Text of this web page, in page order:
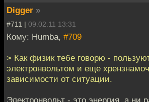
Digger »
#711 | 09.02.11 13:31
Кому: Humba, #709
> Как физик тебе говорю -
электронвольтом и еще
зависимости от ситуации.
Электронвольт - это энергия, а ни